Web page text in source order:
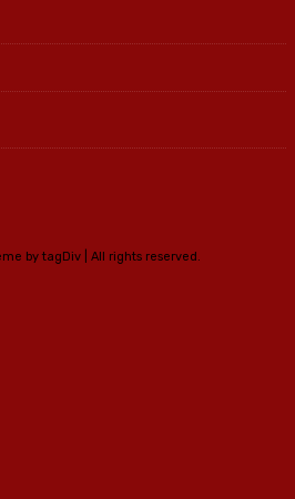
by tagDiv | All rights reserved.